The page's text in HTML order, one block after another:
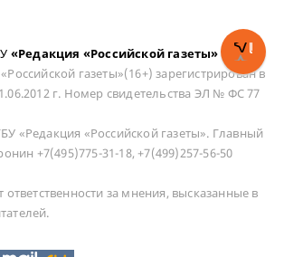
«Редакция «Российской газеты»
газеты»(16+) зарегистрирован в
г. Номер свидетельства ЭЛ № ФС 77
«Редакция «Российской газеты». Главный
+7(495)775-31-18, +7(499)257-56-50
ответственности за мнения, высказанные в